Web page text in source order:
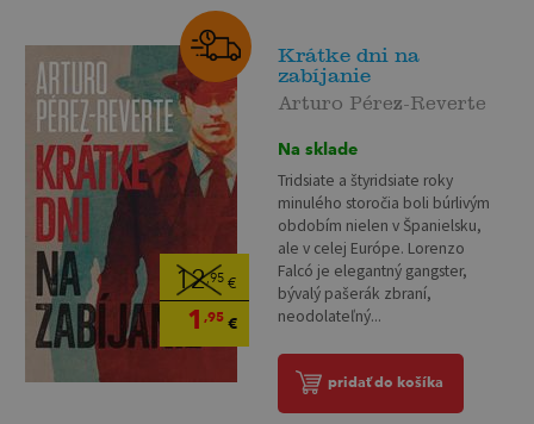
12,95€
1 ,95€
Krátke dni na
zabíjanie
Arturo Pérez-Reverte
Na sklade
Tridsiate a štyridsiate roky
minulého storočia boli búrlivým
obdobím nielen v Španielsku,
ale v celej Európe. Lorenzo
Falcó je elegantný gangster,
bývalý pašerák zbraní,
neodolateľný...
pridať do košíka